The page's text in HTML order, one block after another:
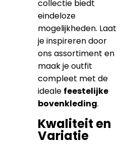
collectie biedt
eindeloze
mogelijkheden. Laat
je inspireren door
ons assortiment en
maak je outfit
compleet met de
ideale feestelijke
bovenkleding.
Kwaliteit en
Variatie